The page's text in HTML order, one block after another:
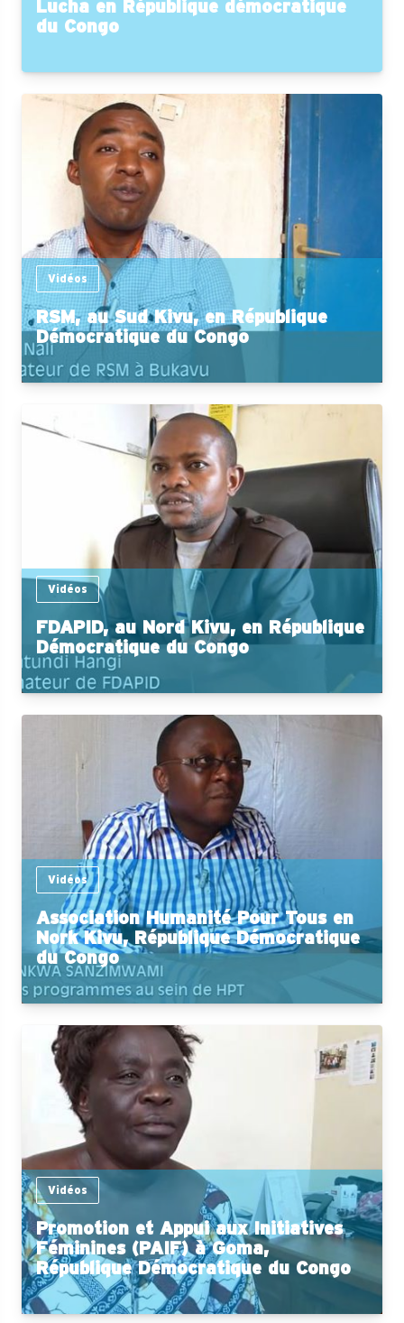
Lucha en République démocratique
du Congo
Vidéos
RSM, au Sud Kivu, en République
Démocratique du Congo
Vidéos
FDAPID, au Nord Kivu, en République
Démocratique du Congo
Vidéos
Association Humanité Pour Tous en
Nork Kivu, République Démocratique
du Congo
Vidéos
Promotion et Appui aux Initiatives
Féminines (PAIF) à Goma,
République Démocratique du Congo